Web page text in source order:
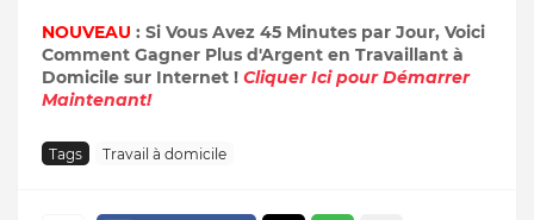
NOUVEAU : Si Vous Avez 45 Minutes par Jour, Voici
Comment Gagner Plus d'Argent en Travaillant à
Domicile sur Internet ! Cliquer Ici pour Démarrer
Maintenant!
Tags Travail à domicile